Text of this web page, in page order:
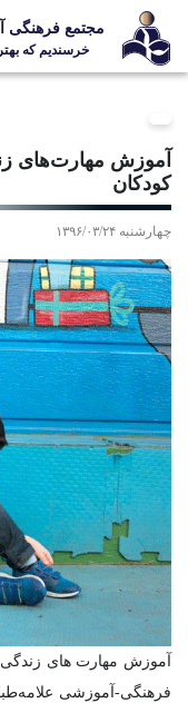
مجتمع فرهنگی
خرسندیم که
مدارس
جشنواره ها
علامه +
ارتباط با ما
2016-18
آموزش مهارت‌های
کودکان
چهارشنبه ۱۳۹۶/۰۳/۲۴
آموزش مهارت های
فرهنگی-آموزشی